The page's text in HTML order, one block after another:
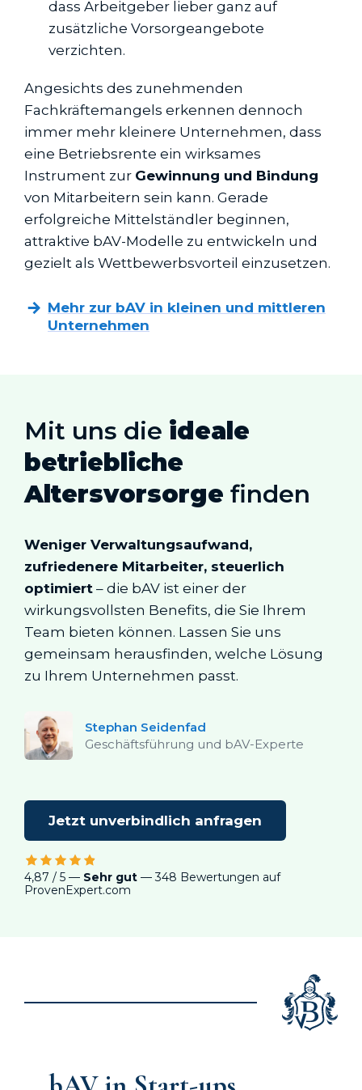
dass Arbeitgeber lieber ganz auf
zusätzliche Vorsorgeangebote
verzichten.
Angesichts des zunehmenden
Fachkräftemangels erkennen dennoch
immer mehr kleinere Unternehmen, dass
eine Betriebsrente ein wirksames
Instrument zur Gewinnung und Bindung
von Mitarbeitern sein kann. Gerade
erfolgreiche Mittelständler beginnen,
attraktive bAV-Modelle zu entwickeln und
gezielt als Wettbewerbsvorteil einzusetzen.
Mehr zur bAV in kleinen und mittleren
Unternehmen
Mit uns die ideale
betriebliche
Altersvorsorge finden
Weniger Verwaltungsaufwand,
zufriedenere Mitarbeiter, steuerlich
optimiert – die bAV ist einer der
wirkungsvollsten Benefits, die Sie Ihrem
Team bieten können. Lassen Sie uns
gemeinsam herausfinden, welche Lösung
zu Ihrem Unternehmen passt.
Stephan Seidenfad
Geschäftsführung und bAV-Experte
Jetzt unverbindlich anfragen
4,87 / 5 — Sehr gut — 348 Bewertungen auf
ProvenExpert.com